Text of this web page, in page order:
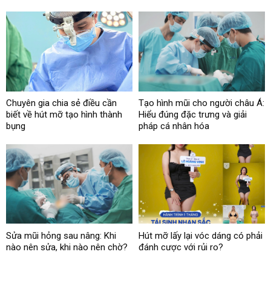
Chuyên gia chia sẻ điều cần
biết về hút mỡ tạo hình thành
bụng
Tạo hình mũi cho người châu Á:
Hiểu đúng đặc trưng và giải
pháp cá nhân hóa
Sửa mũi hỏng sau nâng: Khi
nào nên sửa, khi nào nên chờ?
Hút mỡ lấy lại vóc dáng có phải
đánh cược với rủi ro?